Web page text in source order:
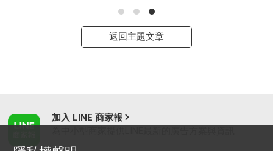
返回主題文章
加入 LINE 商家報